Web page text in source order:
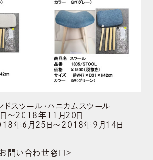
ドスツール・ハニカムスツール
～2018年11月20日
年6月25日～2018年9月14日
問い合わせ窓口>